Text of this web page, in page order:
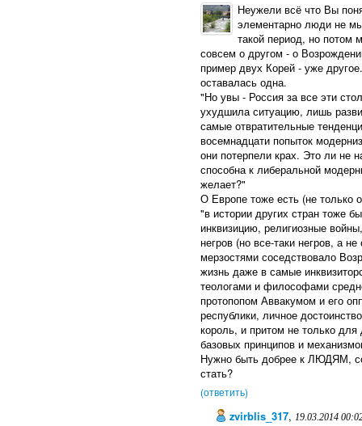
Неужели всё что Вы
элементарно люди не
такой период, но потом
совсем о другом - о
пример двух Корей - уже
оставалась одна.
"Но увы - Россия за все эти
ухудшила ситуацию, лишь
самые отвратительные
восемнадцати попыток
они потерпели крах. Это ли не
способна к либеральной
желает?"
О Европе тоже есть (не только
"в истории других стран тоже
инквизицию, религиозные
негров (но все-таки негров, а
мерзостями соседствовало
жизнь даже в самые
теологами и философами
протопопом Аввакумом и его
республики, личное
король, и притом не только
базовых принципов и
Нужно быть добрее к ЛЮДЯМ,
стать?
(ответить)
zvirblis_317,19.03.2014